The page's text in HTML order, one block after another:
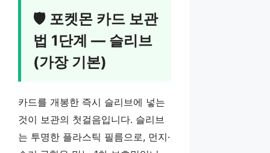
🛡️ 포켓몬 카드 보관
법 1단계 — 슬리브
(가장 기본)
카드를 개봉한 즉시 슬리브에 넣는
것이 보관의 첫걸음입니다. 슬리브
는 투명한 플라스틱 필름으로, 먼지·